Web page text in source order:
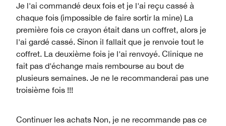
Je l'ai commandé deux fois et je l'ai reçu cassé à
chaque fois (impossible de faire sortir la mine) La
première fois ce crayon était dans un coffret, alors je
l'ai gardé cassé. Sinon il fallait que je renvoie tout le
coffret. La deuxième fois je l'ai renvoyé. Clinique ne
fait pas d'échange mais rembourse au bout de
plusieurs semaines. Je ne le recommanderai pas une
troisième fois !!!
Continuer les achats Non, je ne recommande pas ce